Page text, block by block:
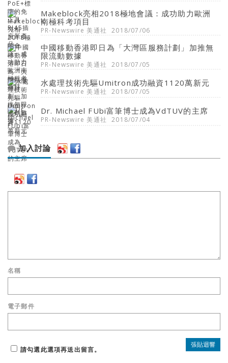
Makeblock亮相2018極地會議：成功助力歐洲
南極科考項目
PR-Newswire 美通社 2018/07/06
中國移動香港即日為「大灣區服務計劃」加推無
限流動數據
PR-Newswire 美通社 2018/07/05
水處理技術先驅Umitron成功融資1120萬新元
PR-Newswire 美通社 2018/07/05
Dr. Michael FUbi富筆博士成為VdTUV的主席
PR-Newswire 美通社 2018/07/04
加入討論
名稱
電子郵件
請勾選此選項再送出留言。